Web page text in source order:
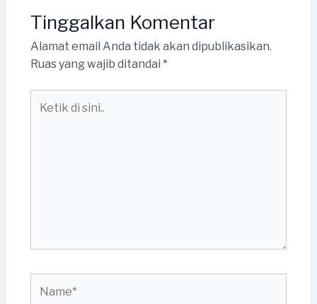
Tinggalkan Komentar
Alamat email Anda tidak akan dipublikasikan.
Ruas yang wajib ditandai *